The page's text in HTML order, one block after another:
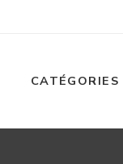
CATÉGORIES